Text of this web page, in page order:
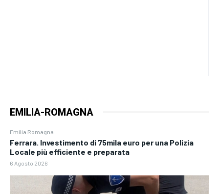
EMILIA-ROMAGNA
Emilia Romagna
Ferrara. Investimento di 75mila euro per una Polizia
Locale più efficiente e preparata
6 Agosto 2026